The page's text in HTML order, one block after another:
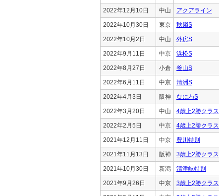
2022年12月10日 中山 アクアライン
2022年10月30日 東京 秋嶺S
2022年10月2日 中山 外房S
2022年9月11日 中京 浜松S
2022年8月27日 小倉 釜山S
2022年6月11日 中京 清洲S
2022年4月3日 阪神 なにわS
2022年3月20日 中山 4歳上2勝クラス
2022年2月5日 中京 4歳上2勝クラス
2021年12月11日 中京 豊川特別
2021年11月13日 阪神 3歳上2勝クラス
2021年10月30日 新潟 清津峡特別
2021年9月26日 中京 3歳上2勝クラス